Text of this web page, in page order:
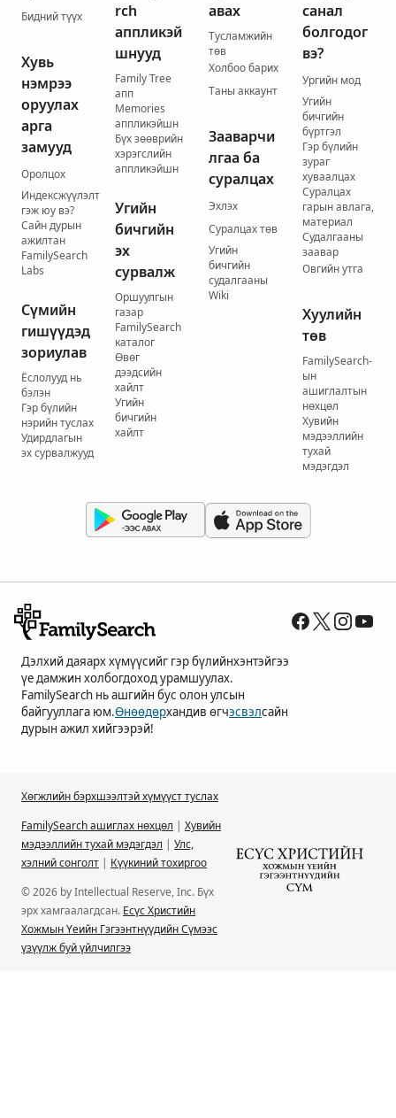
Бидний түүх
Хувь
нэмрээ
оруулах
арга
замууд
Оролцох
Индексжүүлэлт
гэж юу вэ?
Сайн дурын
ажилтан
FamilySearch
Labs
Сүмийн
гишүүдэд
зориулав
Ёслолууд нь
бэлэн
Гэр бүлийн
нэрийн туслах
Удирдлагын
эх сурвалжууд
rch
аппликэй
шнууд
Family Tree
апп
Memories
аппликэйшн
Бүх зөөврийн
хэрэгслийн
аппликэйшн
Угийн
бичгийн
эх
сурвалж
Оршуулгын
газар
FamilySearch
каталог
Өвөг
дээдсийн
хайлт
Угийн
бичгийн
хайлт
авах
Тусламжийн
төв
Холбоо барих
Таны аккаунт
Зааварчи
лгаа ба
суралцах
Эхлэх
Суралцах төв
Угийн
бичгийн
судалгааны
Wiki
санал
болгодог
вэ?
Ургийн мод
Угийн
бичгийн
бүртгэл
Гэр бүлийн
зураг
хуваалцах
Суралцах
гарын авлага,
материал
Судалгааны
заавар
Овгийн утга
Хуулийн
төв
FamilySearch-
ын
ашиглалтын
нөхцөл
Хувийн
мэдээллийн
тухай
мэдэгдэл
Дэлхий даяарх хүмүүсийг гэр бүлийнхэнтэйгээ
үе дамжин холбогдоход урамшуулах.
FamilySearch нь ашгийн бус олон улсын
байгууллага юм.Өнөөдөрхандив өгчэсвэлсайн
дурын ажил хийгээрэй!
Хөгжлийн бэрхшээлтэй хүмүүст туслах
FamilySearch ашиглах нөхцөл | Хувийн
мэдээллийн тухай мэдэгдэл | Улс,
хэлний сонголт | Күүкиний тохиргоо
© 2026 by Intellectual Reserve, Inc. Бүх
эрх хамгаалагдсан. Есүс Христийн
Хожмын Үеийн Гэгээнтнүүдийн Сүмээс
үзүүлж буй үйлчилгээ